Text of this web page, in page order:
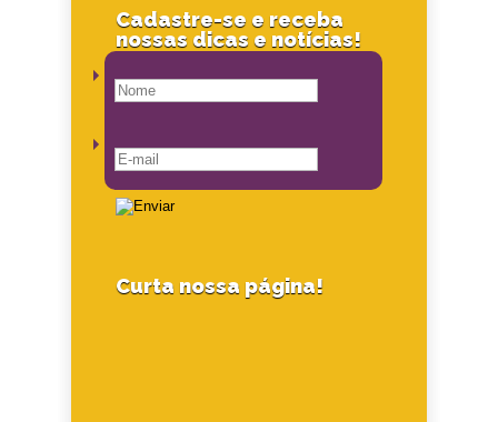
Cadastre-se e receba
nossas dicas e notícias!
Curta nossa página!